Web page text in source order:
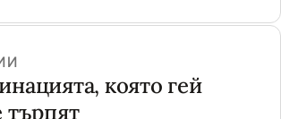
която гей
търпят